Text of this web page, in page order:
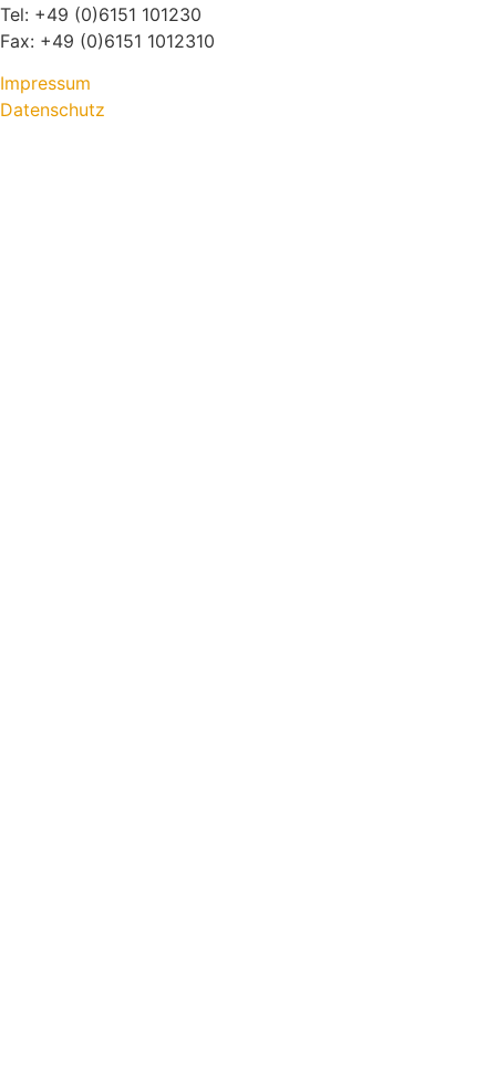
Tel: +49 (0)6151 101230
Fax: +49 (0)6151 1012310
Impressum
Datenschutz